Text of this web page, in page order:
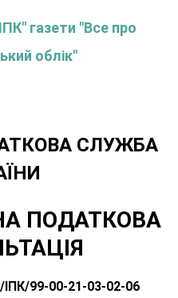
газети "Все про
облік"
СЛУЖБА
ПОДАТКОВА
99-00-21-03-02-06